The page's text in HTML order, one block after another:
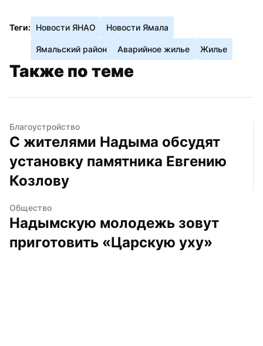
Теги: Новости ЯНАО Новости Ямала
Ямальский район Аварийное жилье Жилье
Также по теме
Благоустройство
С жителями Надыма обсудят
установку памятника Евгению
Козлову
Общество
Надымскую молодежь зовут
приготовить «Царскую уху»